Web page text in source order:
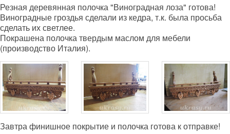
Резная деревянная полочка "Виноградная лоза" готова!
Виноградные гроздья сделали из кедра, т.к. была просьба
сделать их светлее.
Покрашена полочка твердым маслом для мебели
(производство Италия).
Завтра финишное покрытие и полочка готова к отправке!